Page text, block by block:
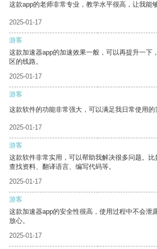
这款app的老师非常专业，教学水平很高，让我能
2025-01-17
游客
这款加速器app的加速效果一般，可以再提升一下
区的线路。
2025-01-17
游客
这款软件的功能非常强大，可以满足我日常使用的
2025-01-17
游客
这款软件非常实用，可以帮助我解决很多问题。
查找资料、翻译语言、编写代码等。
2025-01-17
游客
这款加速器app的安全性很高，使用过程中不会泄
放心。
2025-01-17